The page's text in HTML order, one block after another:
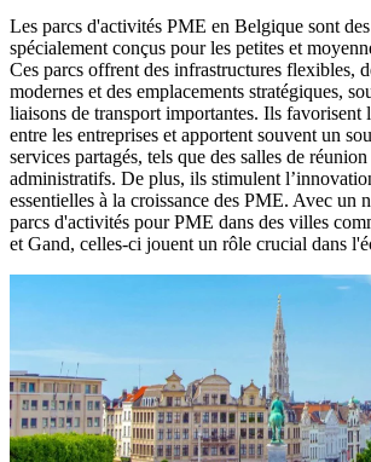
Les parcs d'activités PME en Belgique sont
spécialement conçus pour les petites et
Ces parcs offrent des infrastructures flexibles,
modernes et des emplacements stratégiques,
liaisons de transport importantes. Ils favorisent
entre les entreprises et apportent souvent un
services partagés, tels que des salles de
administratifs. De plus, ils stimulent
essentielles à la croissance des PME. Avec un
parcs d'activités pour PME dans des villes
et Gand, celles-ci jouent un rôle crucial dans